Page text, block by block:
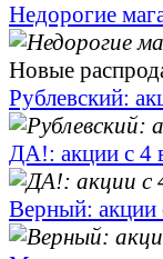
Недорогие
Новые
Рублевский:
ДА!: акции с 4
Верный: акции